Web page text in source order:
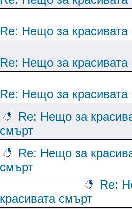
Re: Нещо за красивата
Re: Нещо за красивата
Re: Нещо за красивата
Re: Нещо за
смърт
Re: Нещо за
смърт
Re:
красивата смърт